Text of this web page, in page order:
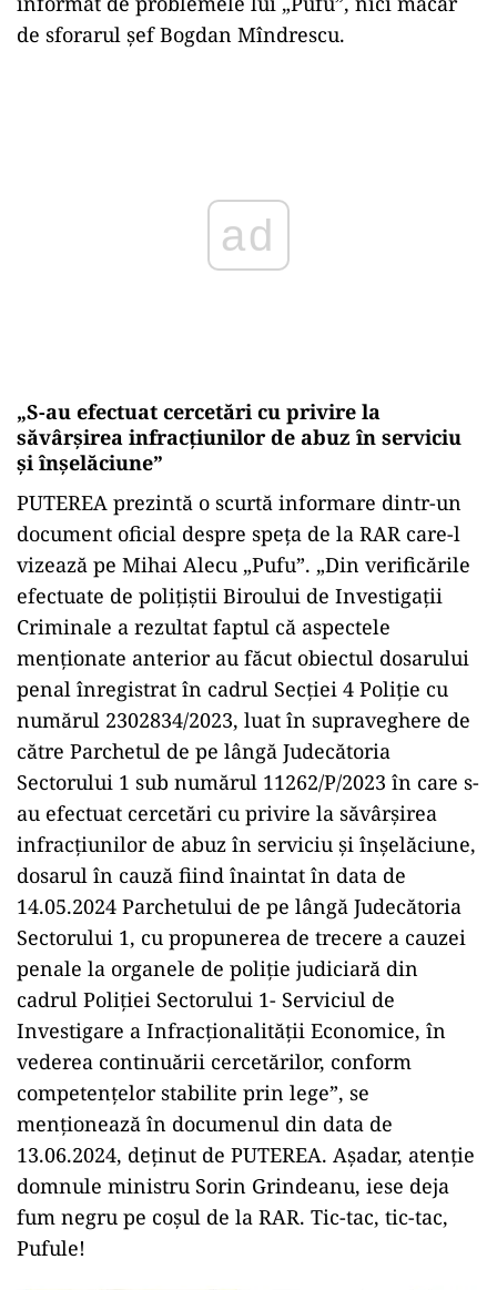
de sforarul șef Bogdan Mîndrescu.
„S-au efectuat cercetări cu privire la
săvârșirea infracțiunilor de abuz în serviciu
și înșelăciune”
PUTEREA prezintă o scurtă informare dintr-un
document oficial despre speța de la RAR care-l
vizează pe Mihai Alecu „Pufu”. „Din verificările
efectuate de polițiștii Biroului de Investigații
Criminale a rezultat faptul că aspectele
menționate anterior au făcut obiectul dosarului
penal înregistrat în cadrul Secției 4 Poliție cu
numărul 2302834/2023, luat în supraveghere de
către Parchetul de pe lângă Judecătoria
Sectorului 1 sub numărul 11262/P/2023 în care s-
au efectuat cercetări cu privire la săvârșirea
infracțiunilor de abuz în serviciu și înșelăciune,
dosarul în cauză fiind înaintat în data de
14.05.2024 Parchetului de pe lângă Judecătoria
Sectorului 1, cu propunerea de trecere a cauzei
penale la organele de poliție judiciară din
cadrul Poliției Sectorului 1- Serviciul de
Investigare a Infracționalității Economice, în
vederea continuării cercetărilor, conform
competențelor stabilite prin lege”, se
menționează în documenul din data de
13.06.2024, deținut de PUTEREA. Așadar, atenție
domnule ministru Sorin Grindeanu, iese deja
fum negru pe coșul de la RAR. Tic-tac, tic-tac,
Pufule!